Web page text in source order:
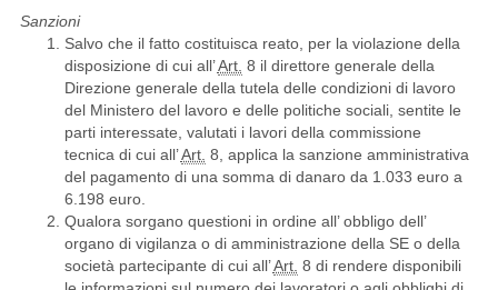
Sanzioni
Salvo che il fatto costituisca reato, per la violazione della
disposizione di cui all’Art. 8 il direttore generale della
Direzione generale della tutela delle condizioni di lavoro
del Ministero del lavoro e delle politiche sociali, sentite le
parti interessate, valutati i lavori della commissione
tecnica di cui all’Art. 8, applica la sanzione amministrativa
del pagamento di una somma di danaro da 1.033 euro a
6.198 euro.
Qualora sorgano questioni in ordine all’ obbligo dell’
organo di vigilanza o di amministrazione della SE o della
società partecipante di cui all’Art. 8 di rendere disponibili